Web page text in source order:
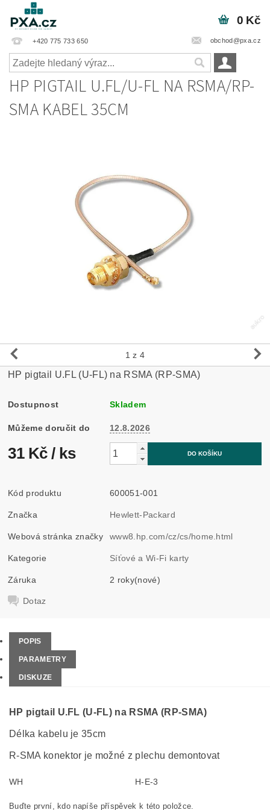
+420 775 733 650 obchod@pxa.cz
0 Kč
HP PIGTAIL U.FL/U-FL NA RSMA/RP-
SMA KABEL 35CM
1 z 4
HP pigtail U.FL (U-FL) na RSMA (RP-SMA)
Dostupnost Skladem
Můžeme doručit do 12.8.2026
31 Kč/ ks
Kód produktu 600051-001
Značka Hewlett-Packard
Webová stránka značky www8.hp.com/cz/cs/home.html
Kategorie Síťové a Wi-Fi karty
Záruka 2 roky(nové)
Dotaz
POPIS
PARAMETRY
DISKUZE
HP pigtail U.FL (U-FL) na RSMA (RP-SMA)
Délka kabelu je 35cm
R-SMA konektor je možné z plechu demontovat
WH H-E-3
Buďte první, kdo napíše příspěvek k této položce.